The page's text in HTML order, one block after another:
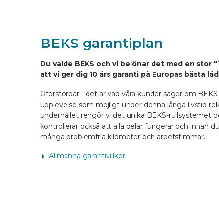
SV
BEKS garantiplan
Du valde BEKS och vi belönar det med en stor
att vi ger dig 10 års garanti på Europas bästa
Oförstörbar - det är vad våra kunder säger om
upplevelse som möjligt under denna långa livstid
underhållet rengör vi det unika BEKS-rullsystemet
kontrollerar också att alla delar fungerar och innan
många problemfria kilometer och arbetstimmar.
Allmänna garantivillkor